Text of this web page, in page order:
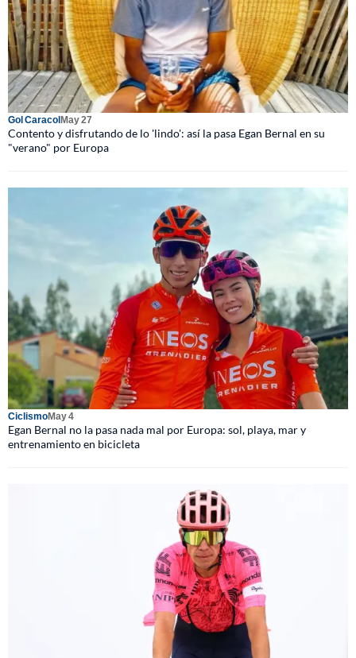
Gol CaracolMay 27
Contento y disfrutando de lo 'lindo': así la pasa Egan Bernal en su
"verano" por Europa
CiclismoMay 4
Egan Bernal no la pasa nada mal por Europa: sol, playa, mar y
entrenamiento en bicicleta